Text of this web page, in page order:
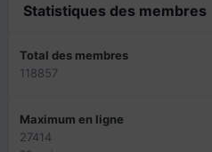
Statistiques des membres
Total des membres
118857
Maximum en ligne
27414